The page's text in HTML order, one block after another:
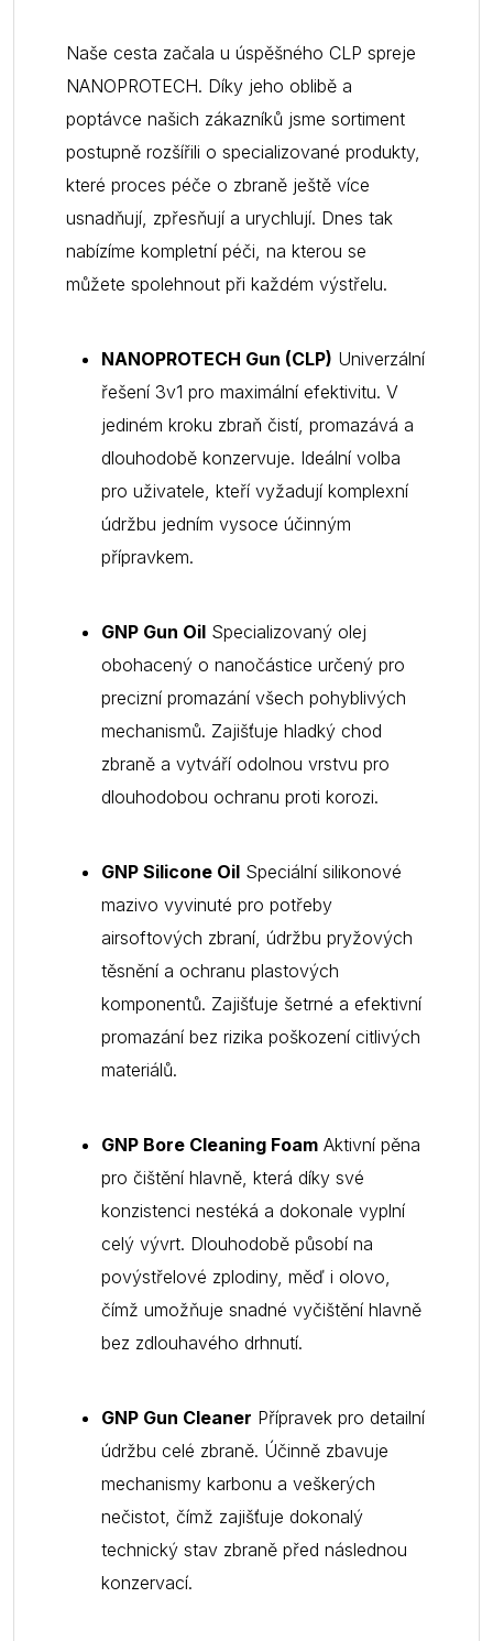
Naše cesta začala u úspěšného CLP spreje
NANOPROTECH. Díky jeho oblibě a
poptávce našich zákazníků jsme sortiment
postupně rozšířili o specializované produkty,
které proces péče o zbraně ještě více
usnadňují, zpřesňují a urychlují. Dnes tak
nabízíme kompletní péči, na kterou se
můžete spolehnout při každém výstřelu.
NANOPROTECH Gun (CLP) Univerzální
řešení 3v1 pro maximální efektivitu. V
jediném kroku zbraň čistí, promazává a
dlouhodobě konzervuje. Ideální volba
pro uživatele, kteří vyžadují komplexní
údržbu jedním vysoce účinným
přípravkem.
GNP Gun Oil Specializovaný olej
obohacený o nanočástice určený pro
precizní promazání všech pohyblivých
mechanismů. Zajišťuje hladký chod
zbraně a vytváří odolnou vrstvu pro
dlouhodobou ochranu proti korozi.
GNP Silicone Oil Speciální silikonové
mazivo vyvinuté pro potřeby
airsoftových zbraní, údržbu pryžových
těsnění a ochranu plastových
komponentů. Zajišťuje šetrné a efektivní
promazání bez rizika poškození citlivých
materiálů.
GNP Bore Cleaning Foam Aktivní pěna
pro čištění hlavně, která díky své
konzistenci nestéká a dokonale vyplní
celý vývrt. Dlouhodobě působí na
povýstřelové zplodiny, měď i olovo,
čímž umožňuje snadné vyčištění hlavně
bez zdlouhavého drhnutí.
GNP Gun Cleaner Přípravek pro detailní
údržbu celé zbraně. Účinně zbavuje
mechanismy karbonu a veškerých
nečistot, čímž zajišťuje dokonalý
technický stav zbraně před následnou
konzervací.